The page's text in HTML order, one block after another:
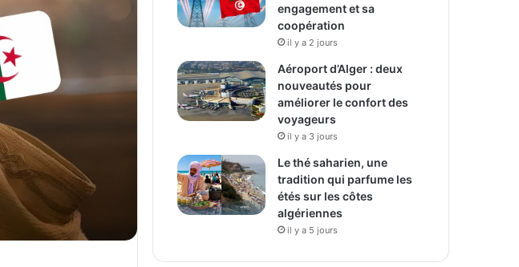
engagement et sa
coopération
il y a 2 jours
Aéroport d’Alger : deux
nouveautés pour
améliorer le confort des
voyageurs
il y a 3 jours
Le thé saharien, une
tradition qui parfume les
étés sur les côtes
algériennes
il y a 5 jours